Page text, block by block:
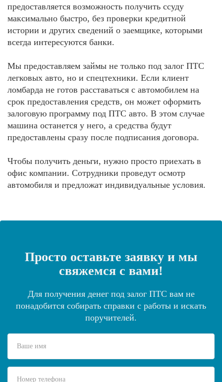
предоставляется возможность получить ссуду
максимально быстро, без проверки кредитной
истории и других сведений о заемщике, которыми
всегда интересуются банки.
Мы предоставляем займы не только под залог ПТС
легковых авто, но и спецтехники. Если клиент
ломбарда не готов расставаться с автомобилем на
срок предоставления средств, он может оформить
залоговую программу под ПТС авто. В этом случае
машина останется у него, а средства будут
предоставлены сразу после подписания договора.
Чтобы получить деньги, нужно просто приехать в
офис компании. Сотрудники проведут осмотр
автомобиля и предложат индивидуальные условия.
Просто оставьте заявку и мы
свяжемся с вами!
Для получения денег под залог ПТС вам не
понадобится собирать справки с работы и искать
поручителей.